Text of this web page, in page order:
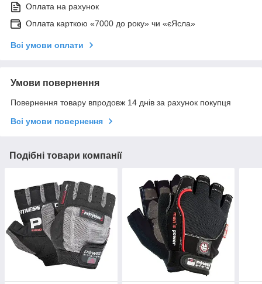
Оплата на рахунок
Оплата карткою «7000 до року» чи «єЯсла»
Всі умови оплати
Умови повернення
Повернення товару впродовж 14 днів за рахунок покупця
Всі умови повернення
Подібні товари компанії